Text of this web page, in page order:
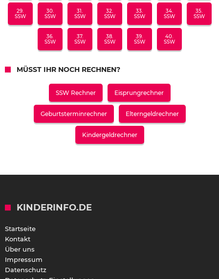
29.
SSW
30.
SSW
31.
SSW
32.
SSW
33.
SSW
34.
SSW
35.
SSW
36.
SSW
37.
SSW
38.
SSW
39.
SSW
40.
SSW
MÜSST IHR NOCH RECHNEN?
SSW Rechner Eisprungrechner
Geburtsterminrechner Elterngeldrechner
Kindergeldrechner
KINDERINFO.DE
Startseite
Kontakt
Über uns
Impressum
Datenschutz